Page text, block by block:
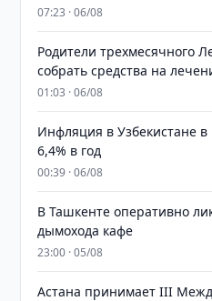
07:23 · 06/08
Родители трехмесячного
собрать средства на
01:03 · 06/08
Инфляция в Узбекистане
6,4% в год
00:39 · 06/08
В Ташкенте оперативно
дымохода кафе
23:00 · 05/08
Астана принимает III